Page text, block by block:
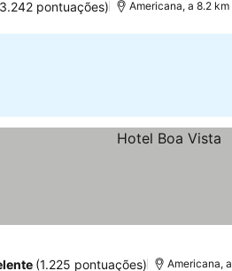
pontuações) Americana, a 8.2
(1.225 pontuações) Americana,